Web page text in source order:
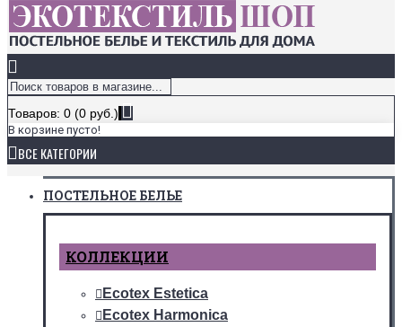
Товаров: 0 (0 руб.)
В корзине пусто!
ВСЕ КАТЕГОРИИ
ПОСТЕЛЬНОЕ БЕЛЬЕ
КОЛЛЕКЦИИ
Ecotex Estetica
Ecotex Harmonica